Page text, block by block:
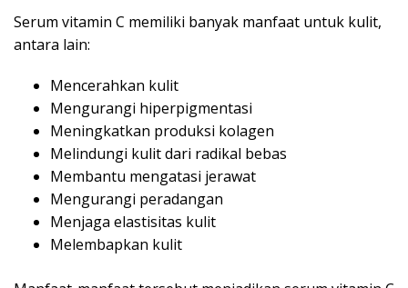
Serum vitamin C memiliki banyak manfaat untuk kulit,
antara lain:
Mencerahkan kulit
Mengurangi hiperpigmentasi
Meningkatkan produksi kolagen
Melindungi kulit dari radikal bebas
Membantu mengatasi jerawat
Mengurangi peradangan
Menjaga elastisitas kulit
Melembapkan kulit